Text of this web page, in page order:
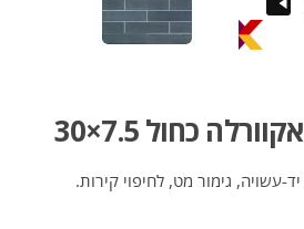
כחול 7.5×30
עשויה, גימור מט, לחיפוי קירות.